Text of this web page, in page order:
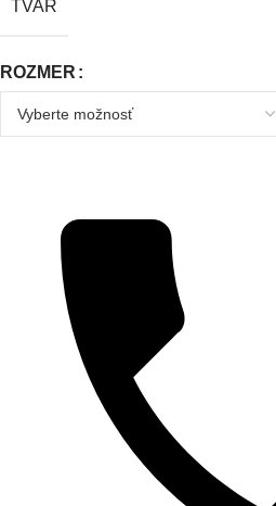
TVAR
ROZMER